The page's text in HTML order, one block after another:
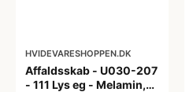
HVIDEVARESHOPPEN.DK
Affaldsskab - U030-207
- 111 Lys eg - Melamin,